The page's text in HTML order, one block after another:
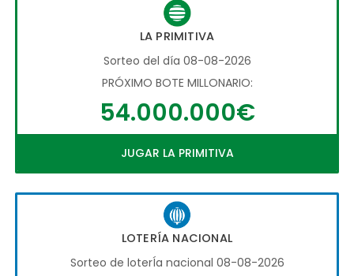
LA PRIMITIVA
Sorteo del día 08-08-2026
PRÓXIMO BOTE MILLONARIO:
54.000.000€
JUGAR LA PRIMITIVA
LOTERÍA NACIONAL
Sorteo de loterÍa nacional 08-08-2026